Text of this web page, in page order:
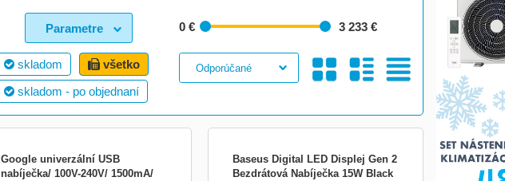
0 € 3 233 €
skladom
všetko
skladom - po objednaní
Parametre
Google univerzální USB
nabíječka/ 100V-240V/ 1500mA/
Baseus Digital LED Displej Gen 2
Bezdrátová Nabíječka 15W Black